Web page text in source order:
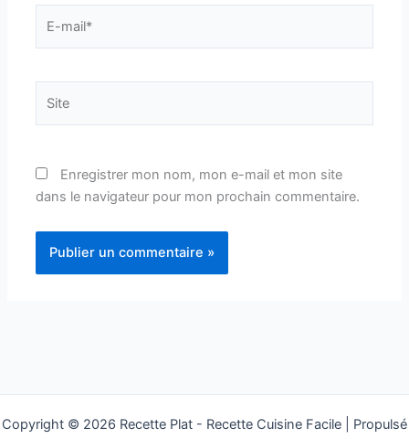
Enregistrer mon nom, mon e-mail et mon site
dans le navigateur pour mon prochain commentaire.
Copyright © 2026 Recette Plat - Recette Cuisine Facile | Propulsé